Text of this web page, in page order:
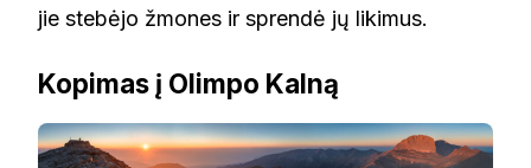
jie stebėjo žmones ir sprendė jų likimus.
Kopimas į Olimpo Kalną